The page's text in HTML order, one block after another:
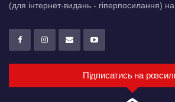
(для інтернет-видань - гіперпосилання)
Підписатись на